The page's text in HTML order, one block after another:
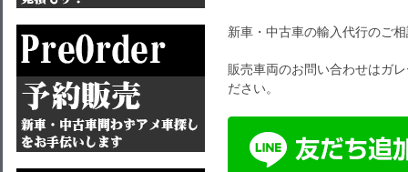
新車・中古車の輸入代行のご
販売車両のお問い合わせはガ
ださい。